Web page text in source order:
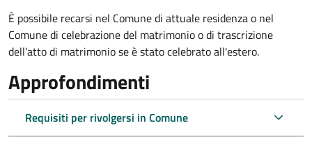
È possibile recarsi nel Comune di attuale residenza o nel
Comune di celebrazione del matrimonio o di trascrizione
dell’atto di matrimonio se è stato celebrato all'estero.
Approfondimenti
Requisiti per rivolgersi in Comune